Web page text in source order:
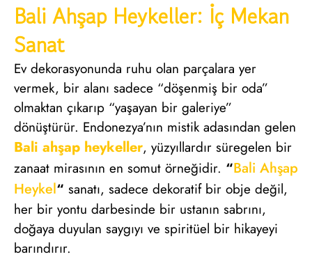
Bali Ahşap Heykeller: İç Mekan
Sanat
Ev dekorasyonunda ruhu olan parçalara yer
vermek, bir alanı sadece “döşenmiş bir oda”
olmaktan çıkarıp “yaşayan bir galeriye”
dönüştürür. Endonezya’nın mistik adasından gelen
Bali ahşap heykeller, yüzyıllardır süregelen bir
zanaat mirasının en somut örneğidir. “Bali Ahşap
Heykel“ sanatı, sadece dekoratif bir obje değil,
her bir yontu darbesinde bir ustanın sabrını,
doğaya duyulan saygıyı ve spiritüel bir hikayeyi
barındırır.